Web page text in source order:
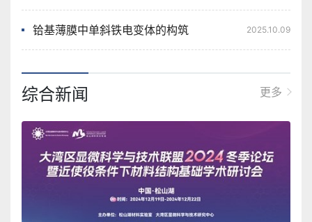
铪基薄膜中单斜铁电变体的构筑 2025.10.09
综合新闻 更多